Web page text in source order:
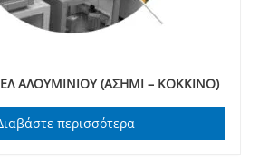
ΑΛΟΥΜΙΝΙΟΥ (ΑΣΗΜΙ – ΚΟΚΚΙΝΟ)
περισσότερα